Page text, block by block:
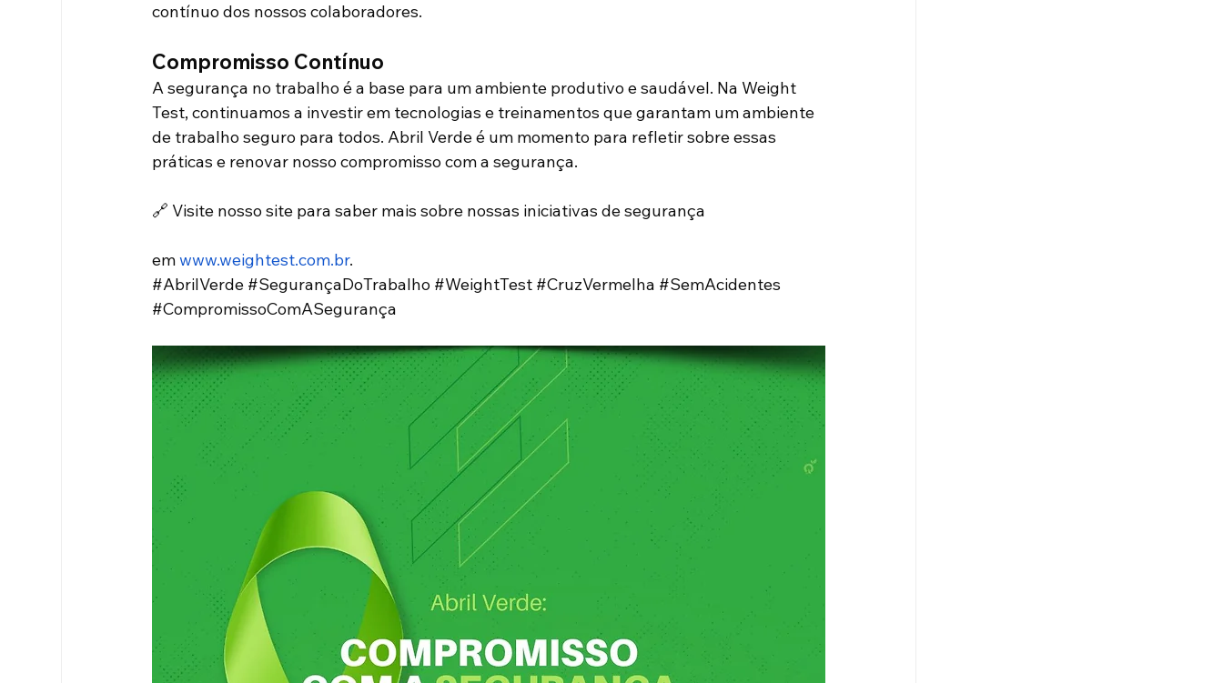
contínuo dos nossos colaboradores.
Compromisso Contínuo
A segurança no trabalho é a base para um ambiente produtivo e saudável. Na Weight
Test, continuamos a investir em tecnologias e treinamentos que garantam um ambiente
de trabalho seguro para todos. Abril Verde é um momento para refletir sobre essas
práticas e renovar nosso compromisso com a segurança.
🔗 Visite nosso site para saber mais sobre nossas iniciativas de segurança
emwww.weightest.com.br.
#AbrilVerde #SegurançaDoTrabalho #WeightTest #CruzVermelha #SemAcidentes
#CompromissoComASegurança